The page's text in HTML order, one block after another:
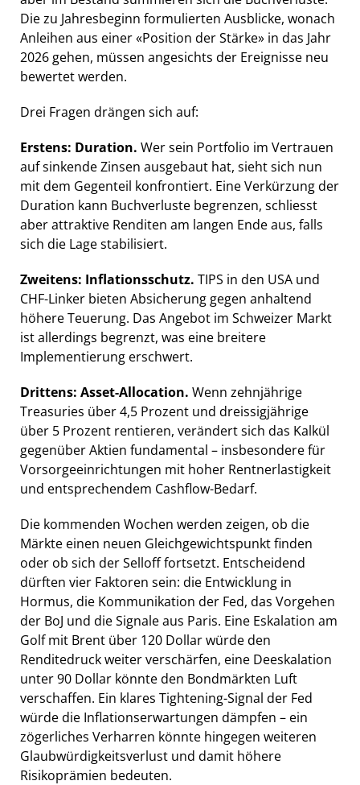
Die zu Jahresbeginn formulierten Ausblicke, wonach
Anleihen aus einer «Position der Stärke» in das Jahr
2026 gehen, müssen angesichts der Ereignisse neu
bewertet werden.
Drei Fragen drängen sich auf:
Erstens: Duration. Wer sein Portfolio im Vertrauen
auf sinkende Zinsen ausgebaut hat, sieht sich nun
mit dem Gegenteil konfrontiert. Eine Verkürzung der
Duration kann Buchverluste begrenzen, schliesst
aber attraktive Renditen am langen Ende aus, falls
sich die Lage stabilisiert.
Zweitens: Inflationsschutz. TIPS in den USA und
CHF-Linker bieten Absicherung gegen anhaltend
höhere Teuerung. Das Angebot im Schweizer Markt
ist allerdings begrenzt, was eine breitere
Implementierung erschwert.
Drittens: Asset-Allocation. Wenn zehnjährige
Treasuries über 4,5 Prozent und dreissigjährige
über 5 Prozent rentieren, verändert sich das Kalkül
gegenüber Aktien fundamental – insbesondere für
Vorsorgeeinrichtungen mit hoher Rentnerlastigkeit
und entsprechendem Cashflow-Bedarf.
Die kommenden Wochen werden zeigen, ob die
Märkte einen neuen Gleichgewichtspunkt finden
oder ob sich der Selloff fortsetzt. Entscheidend
dürften vier Faktoren sein: die Entwicklung in
Hormus, die Kommunikation der Fed, das Vorgehen
der BoJ und die Signale aus Paris. Eine Eskalation am
Golf mit Brent über 120 Dollar würde den
Renditedruck weiter verschärfen, eine Deeskalation
unter 90 Dollar könnte den Bondmärkten Luft
verschaffen. Ein klares Tightening-Signal der Fed
würde die Inflationserwartungen dämpfen – ein
zögerliches Verharren könnte hingegen weiteren
Glaubwürdigkeitsverlust und damit höhere
Risikoprämien bedeuten.